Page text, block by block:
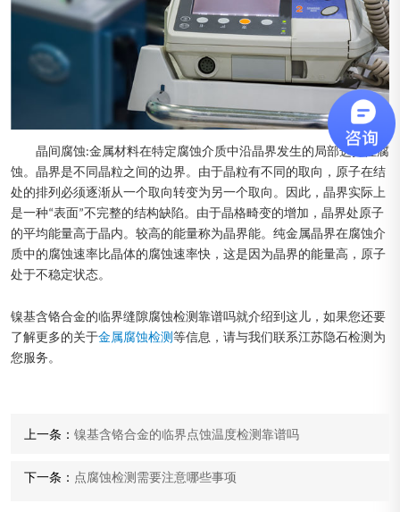
晶间腐蚀:金属材料在特定腐蚀介质中沿晶界发生的局部选择性腐
蚀。晶界是不同晶粒之间的边界。由于晶粒有不同的取向，原子在结
处的排列必须逐渐从一个取向转变为另一个取向。因此，晶界实际上
是一种“表面”不完整的结构缺陷。由于晶格畸变的增加，晶界处原子
的平均能量高于晶内。较高的能量称为晶界能。纯金属晶界在腐蚀介
质中的腐蚀速率比晶体的腐蚀速率快，这是因为晶界的能量高，原子
处于不稳定状态。
镍基含铬合金的临界缝隙腐蚀检测靠谱吗就介绍到这儿，如果您还要
了解更多的关于金属腐蚀检测 等信息，请与我们联系江苏隐石检测为
您服务。
上一条： 镍基含铬合金的临界点蚀温度检测靠谱吗
下一条： 点腐蚀检测需要注意哪些事项